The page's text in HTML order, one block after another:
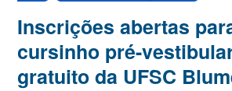
Inscrições abertas
cursinho pré-
gratuito da UFSC